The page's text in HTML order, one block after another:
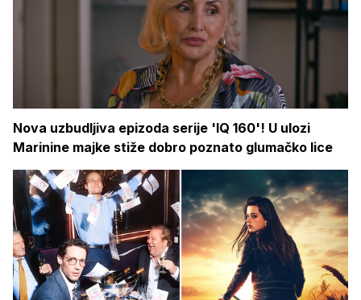
Nova uzbudljiva epizoda serije 'IQ 160'! U ulozi
Marinine majke stiže dobro poznato glumačko lice